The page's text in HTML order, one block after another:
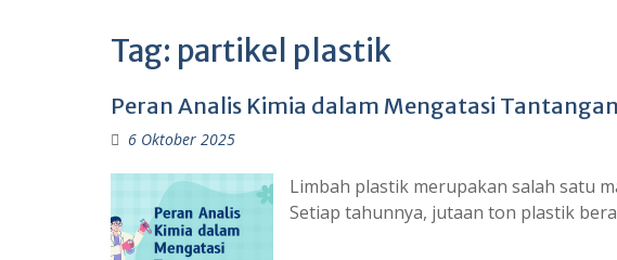
Tag: partikel plastik
Peran Analis Kimia dalam Mengatasi
6 Oktober 2025
Limbah plastik merupakan salah satu
Setiap tahunnya, jutaan ton plastik